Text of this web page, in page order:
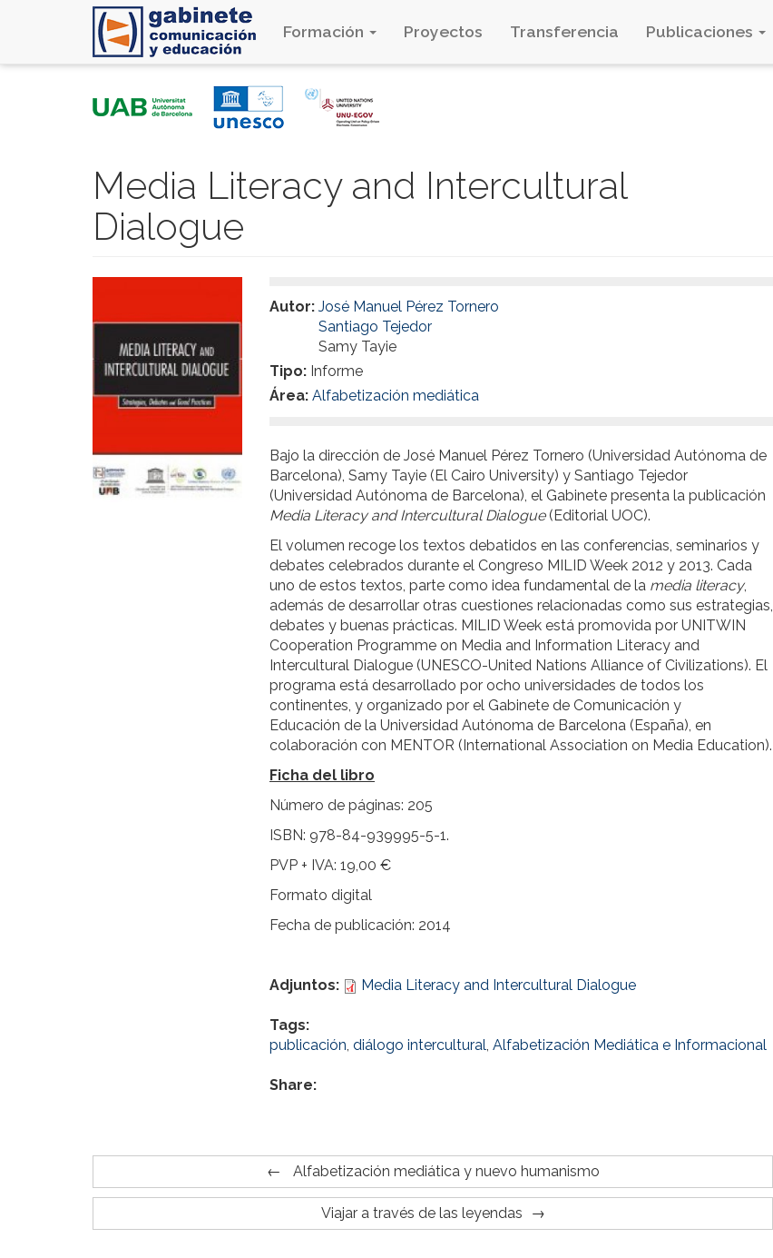
Formación Proyectos Transferencia Publicaciones
Media Literacy and Intercultural
Dialogue
Autor: José Manuel Pérez Tornero
Santiago Tejedor
Samy Tayie
Tipo: Informe
Área: Alfabetización mediática
Bajo la dirección de José Manuel Pérez Tornero (Universidad Autónoma de
Barcelona), Samy Tayie (El Cairo University) y Santiago Tejedor
(Universidad Autónoma de Barcelona), el Gabinete presenta la publicación
Media Literacy and Intercultural Dialogue (Editorial UOC).
El volumen recoge los textos debatidos en las conferencias, seminarios y
debates celebrados durante el Congreso MILID Week 2012 y 2013. Cada
uno de estos textos, parte como idea fundamental de la media literacy,
además de desarrollar otras cuestiones relacionadas como sus estrategias,
debates y buenas prácticas. MILID Week está promovida por UNITWIN
Cooperation Programme on Media and Information Literacy and
Intercultural Dialogue (UNESCO-United Nations Alliance of Civilizations). El
programa está desarrollado por ocho universidades de todos los
continentes, y organizado por el Gabinete de Comunicación y
Educación de la Universidad Autónoma de Barcelona (España), en
colaboración con MENTOR (International Association on Media Education).
Ficha del libro
Número de páginas: 205
ISBN: 978-84-939995-5-1.
PVP + IVA: 19,00 €
Formato digital
Fecha de publicación: 2014
Adjuntos: Media Literacy and Intercultural Dialogue
Tags:
publicación, diálogo intercultural, Alfabetización Mediática e Informacional
Share:
Alfabetización mediática y nuevo humanismo
Viajar a través de las leyendas